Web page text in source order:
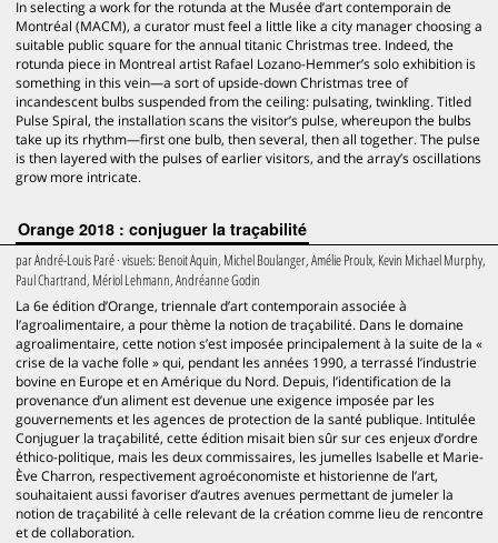
In selecting a work for the rotunda at the Musée d’art contemporain de
Montréal (MACM), a curator must feel a little like a city manager choosing a
suitable public square for the annual titanic Christmas tree. Indeed, the
rotunda piece in Montreal artist Rafael Lozano-Hemmer’s solo exhibition is
something in this vein—a sort of upside-down Christmas tree of
incandescent bulbs suspended from the ceiling: pulsating, twinkling. Titled
Pulse Spiral, the installation scans the visitor’s pulse, whereupon the bulbs
take up its rhythm—first one bulb, then several, then all together. The pulse
is then layered with the pulses of earlier visitors, and the array’s oscillations
grow more intricate.
Orange 2018 : conjuguer la traçabilité
parAndré-Louis Paré· visuels: Benoit Aquin, Michel Boulanger, Amélie Proulx, Kevin Michael Murphy,
Paul Chartrand, Mériol Lehmann, Andréanne Godin
La 6e édition d’Orange, triennale d’art contemporain associée à
l’agroalimentaire, a pour thème la notion de traçabilité. Dans le domaine
agroalimentaire, cette notion s’est imposée principalement à la suite de la «
crise de la vache folle » qui, pendant les années 1990, a terrassé l’industrie
bovine en Europe et en Amérique du Nord. Depuis, l’identification de la
provenance d’un aliment est devenue une exigence imposée par les
gouvernements et les agences de protection de la santé publique. Intitulée
Conjuguer la traçabilité, cette édition misait bien sûr sur ces enjeux d’ordre
éthico-politique, mais les deux commissaires, les jumelles Isabelle et Marie-
Ève Charron, respectivement agroéconomiste et historienne de l’art,
souhaitaient aussi favoriser d’autres avenues permettant de jumeler la
notion de traçabilité à celle relevant de la création comme lieu de rencontre
et de collaboration.